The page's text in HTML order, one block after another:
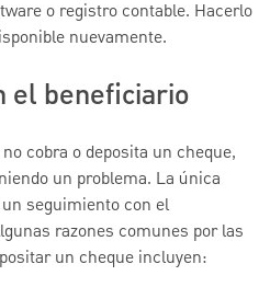
o registro contable. Hacerlo
nuevamente.
el beneficiario
cobra o deposita un cheque,
un problema. La única
seguimiento con el
razones comunes por las
un cheque incluyen: